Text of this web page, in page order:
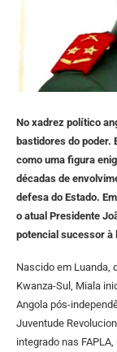
No xadrez político
bastidores do poder.
como uma figura
décadas de
defesa do Estado.
o atual Presidente
potencial sucessor à
Nascido em Luanda,
Kwanza-Sul, Miala
Angola pós-
Juventude
integrado nas